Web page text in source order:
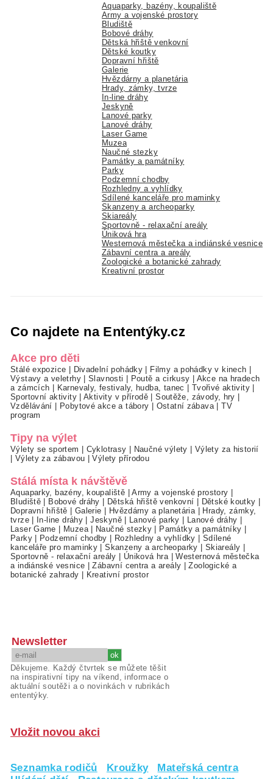
Aquaparky, bazény, koupaliště
Army a vojenské prostory
Bludiště
Bobové dráhy
Dětská hřiště venkovní
Dětské koutky
Dopravní hřiště
Galerie
Hvězdárny a planetária
Hrady, zámky, tvrze
In-line dráhy
Jeskyně
Lanové parky
Lanové dráhy
Laser Game
Muzea
Naučné stezky
Památky a památníky
Parky
Podzemní chodby
Rozhledny a vyhlídky
Sdílené kanceláře pro maminky
Skanzeny a archeoparky
Skiareály
Sportovně - relaxační areály
Úniková hra
Westernová městečka a indiánské vesnice
Zábavní centra a areály
Zoologické a botanické zahrady
Kreativní prostor
Co najdete na Ententýky.cz
Akce pro děti
Stálé expozice Divadelní pohádky Filmy a pohádky v kinech
Výstavy a veletrhy|Slavnosti Poutě a cirkusy
Akce na hradech
a zámcích
Karnevaly, festivaly, hudba, tanec Tvořivé aktivity
Sportovní aktivity|Aktivity v přírodě |Soutěže, závody, hry
Vzdělávání
Pobytové akce a tábory Ostatní zábava |TV
program
Tipy na výlet
Výlety se sportem Cyklotrasy Naučné výlety
Výlety za historií
Výlety za zábavou |Výlety přírodou
Stálá místa k návštěvě
Aquaparky, bazény, koupaliště |Army a vojenské prostory
Bludiště
Bobové dráhy Dětská hřiště venkovní Dětské koutky
Dopravní hřiště
Galerie Hvězdárny a planetária
Hrady, zámky,
tvrze| In-line dráhy |Jeskyně| Lanové parky Lanové dráhy
Laser Game
Muzea| Naučné stezky Památky a památníky
Parky| Podzemní chodby Rozhledny a vyhlídky
Sdílené
kanceláře pro maminky |Skanzeny a archeoparky Skiareály
Sportovně - relaxační areály
Úniková hra |Westernová městečka
a indiánské vesnice |Zábavní centra a areály |Zoologické a
botanické zahrady
Kreativní prostor
Newsletter
Děkujeme. Každý čtvrtek se můžete těšit
na inspirativní tipy na víkend, informace o
aktuální soutěži a o novinkách v rubrikách
ententýky.
Vložit novou akci
Seznamka rodičů Kroužky
Mateřská centra